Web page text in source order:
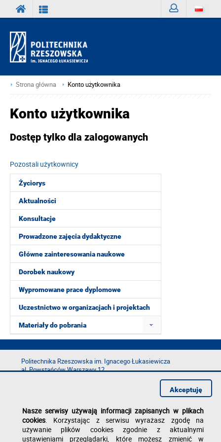
Strona główna Konto użytkownika
Życiorys
Aktualności
Konsultacje
Prowadzone zajęcia dydaktyczne
Główne zainteresowania naukowe
Dorobek naukowy
Wypromowane prace dyplomowe
Uczestnictwo w organizacjach i projektach
Materiały do pobrania
Konto użytkownika
Dostęp tylko dla zalogowanych
Pozostali użytkownicy
Politechnika Rzeszowska im. Ignacego Łukasiewicza
al. Powstańców Warszawy 12
e-mail:kancelaria@prz.edu.pl
Deklaracja dostępności
Polityka prywatności
Nasze serwisy używają informacji zapisanych w plikach
cookies. Korzystając z serwisu wyrażasz zgodę na
używanie plików cookies zgodnie z aktualnymi
ustawieniami przeglądarki, które możesz zmienić w
Akceptuję